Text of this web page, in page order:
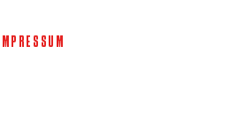
IMPRESSUM